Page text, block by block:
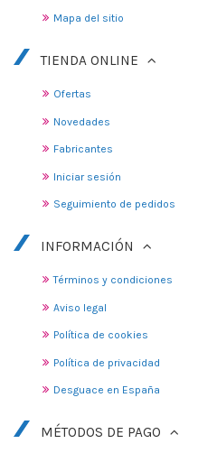
Mapa del sitio
TIENDA ONLINE
Ofertas
Novedades
Fabricantes
Iniciar sesión
Seguimiento de pedidos
INFORMACIÓN
Términos y condiciones
Aviso legal
Política de cookies
Política de privacidad
Desguace en España
MÉTODOS DE PAGO